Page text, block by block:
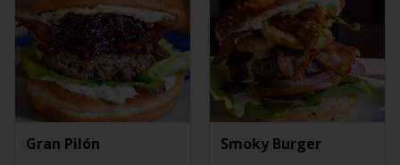
Gran Pilón Smoky Burger